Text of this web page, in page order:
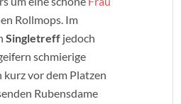
Rollmops. Im
Singletreff jedoch
schmierige
vor dem Platzen
Rubensdame